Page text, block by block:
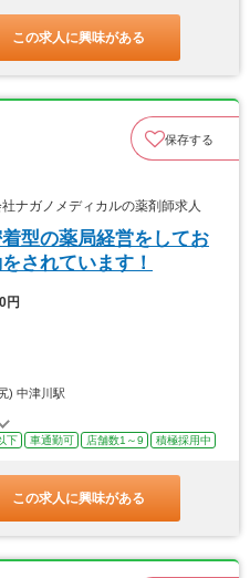
この求人に興味がある
保存する
ガノメディカルの薬剤師求人
型の薬局経営をしてお
されています！
円
) 中津川駅
下 車通勤可 店舗数1～9 積極採用中
この求人に興味がある